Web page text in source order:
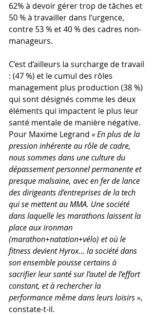
62% à devoir gérer trop de tâches et
50 % à travailler dans l’urgence,
contre 53 % et 40 % des cadres non-
manageurs.
C’est d’ailleurs la surcharge de travail
: (47 %) et le cumul des rôles
management plus production (38 %)
qui sont désignés comme les deux
éléments qui impactent le plus leur
santé mentale de manière négative.
Pour Maxime Legrand « En plus de la
pression inhérente au rôle de cadre,
nous sommes dans une culture du
dépassement personnel permanente et
presque malsaine, avec en fer de lance
des dirigeants d’entreprises de la tech
qui se mettent au MMA. Une société
dans laquelle les marathons laissent la
place aux ironman
(marathon+natation+vélo) et où le
fitness devient Hyrox… la société dans
son ensemble pousse certains à
sacrifier leur santé sur l’autel de l’effort
constant, et à rechercher la
performance même dans leurs loisirs »,
constate-t-il.